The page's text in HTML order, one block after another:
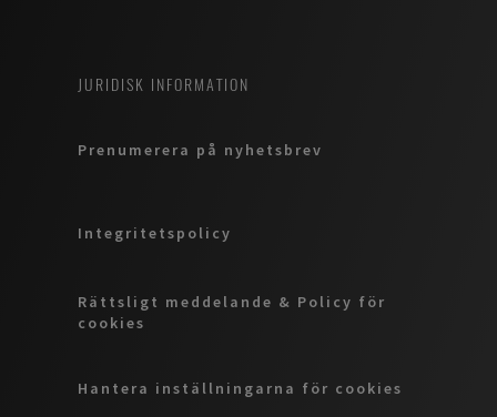
JURIDISK INFORMATION
Prenumerera på nyhetsbrev
Integritetspolicy
Rättsligt meddelande & Policy för
cookies
Hantera inställningarna för cookies